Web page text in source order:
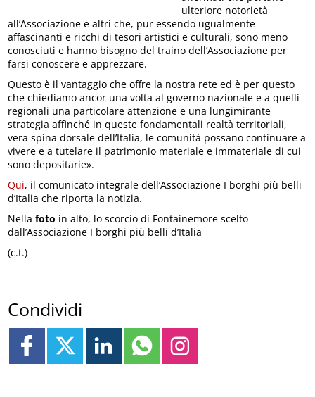
ulteriore notorietà
all’Associazione e altri che, pur essendo ugualmente
affascinanti e ricchi di tesori artistici e culturali, sono meno
conosciuti e hanno bisogno del traino dell’Associazione per
farsi conoscere e apprezzare.
Questo è il vantaggio che offre la nostra rete ed è per questo
che chiediamo ancor una volta al governo nazionale e a quelli
regionali una particolare attenzione e una lungimirante
strategia affinché in queste fondamentali realtà territoriali,
vera spina dorsale dell’Italia, le comunità possano continuare a
vivere e a tutelare il patrimonio materiale e immateriale di cui
sono depositarie».
Qui, il comunicato integrale dell’Associazione I borghi più belli
d’Italia che riporta la notizia.
Nella foto in alto, lo scorcio di Fontainemore scelto
dall’Associazione I borghi più belli d’Italia
(c.t.)
Condividi